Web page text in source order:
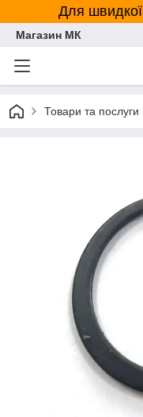
Для швидкої
Магазин МК
Товари та послуги